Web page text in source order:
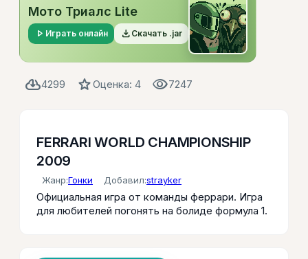
Мото Триалс Lite
play_arrow Играть онлайн file_download Скачать .jar
cloud_download4299 starОценка: 4 visibility7247
FERRARI WORLD CHAMPIONSHIP
2009
Жанр:Гонки Добавил:strayker
Официальная игра от команды феррари. Игра
для любителей погонять на болиде формула 1.